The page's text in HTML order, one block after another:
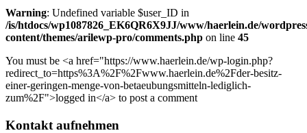
Warning: Undefined variable $user_ID in
/is/htdocs/wp1087826_EK6QR6X9JJ/www/haerlein.de/
content/themes/arilewp-pro/comments.php on line 45
You must be <a href="https://www.haerlein.de/wp-login.php?
redirect_to=https%3A%2F%2Fwww.haerlein.de%2Fder-besitz-
einer-geringen-menge-von-betaeubungsmitteln-lediglich-
zum%2F">logged in</a> to post a comment
Kontakt aufnehmen